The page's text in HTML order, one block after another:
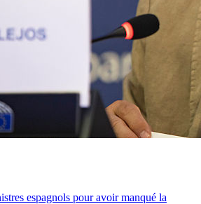
espagnols pour avoir manqué la